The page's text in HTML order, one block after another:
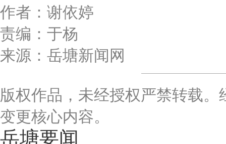
作者：谢依婷
责编：于杨
来源：岳塘新闻网
版权作品，未经授权严禁转载
变更核心内容。
岳塘要闻